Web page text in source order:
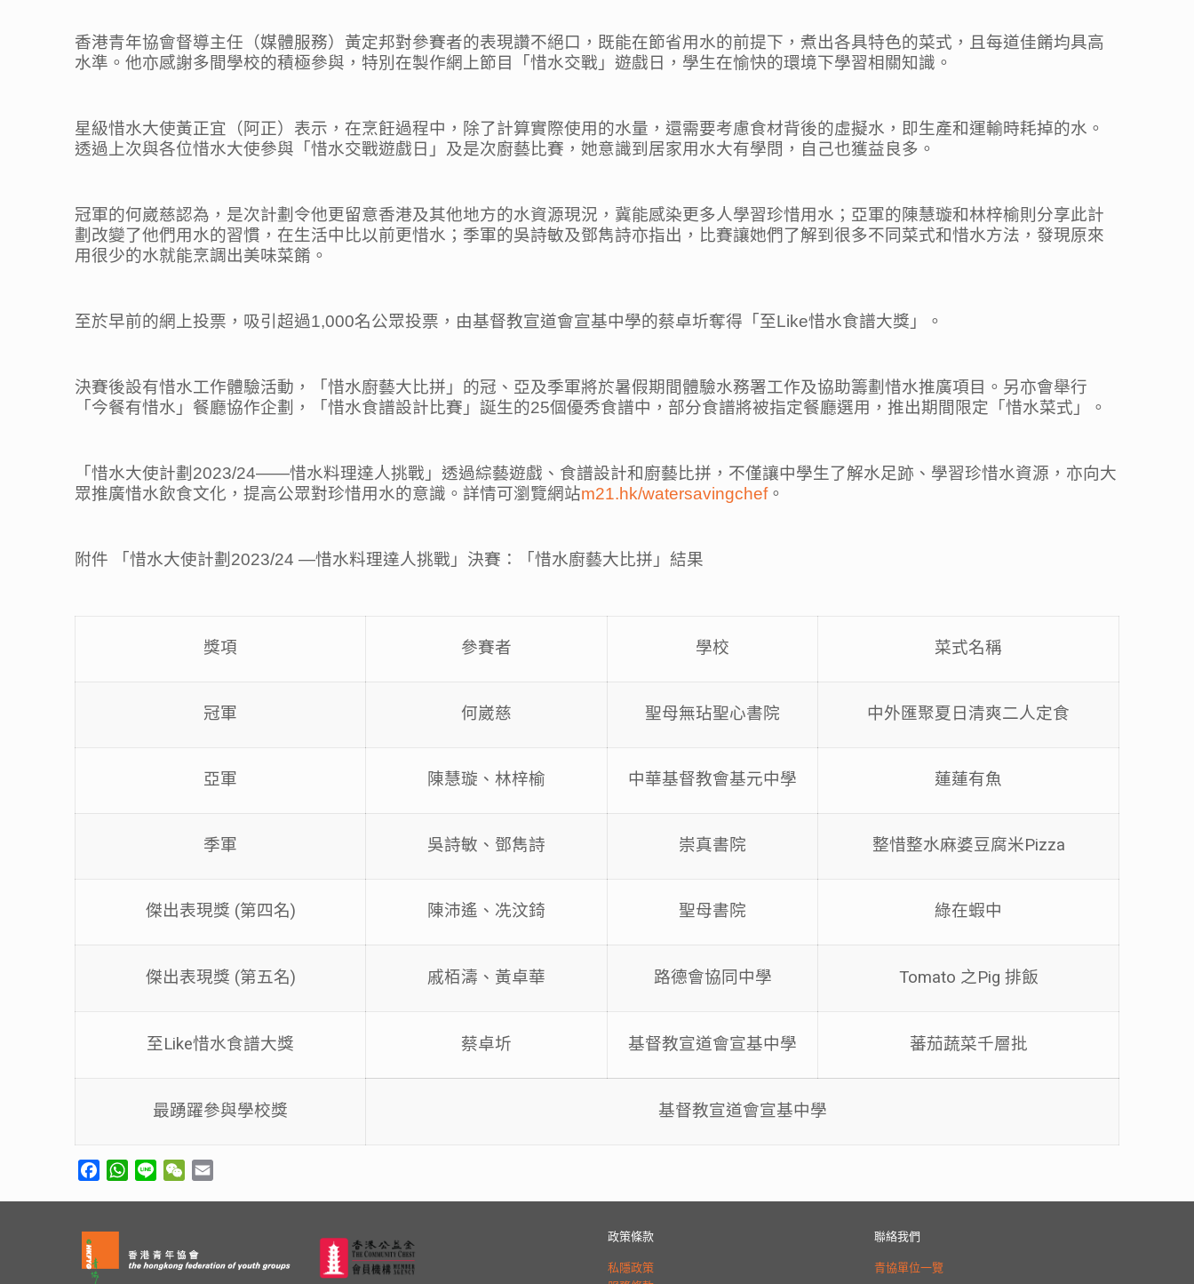
香港青年協會督導主任（媒體服務）黃定邦對參賽者的表現讚不絕口，既能在節省用水的前提下，煮出各具特色的菜式，且每道佳餚均具高
水準。他亦感謝多間學校的積極參與，特別在製作網上節目「惜水交戰」遊戲日，學生在愉快的環境下學習相關知識。
星級惜水大使黃正宜（阿正）表示，在烹飪過程中，除了計算實際使用的水量，還需要考慮食材背後的虛擬水，即生產和運輸時耗掉的水。
透過上次與各位惜水大使參與「惜水交戰遊戲日」及是次廚藝比賽，她意識到居家用水大有學問，自己也獲益良多。
冠軍的何崴慈認為，是次計劃令他更留意香港及其他地方的水資源現況，冀能感染更多人學習珍惜用水；亞軍的陳慧璇和林梓榆則分享此計
劃改變了他們用水的習慣，在生活中比以前更惜水；季軍的吳詩敏及鄧雋詩亦指出，比賽讓她們了解到很多不同菜式和惜水方法，發現原來
用很少的水就能烹調出美味菜餚。
至於早前的網上投票，吸引超過1,000名公眾投票，由基督教宣道會宣基中學的蔡卓圻奪得「至Like惜水食譜大獎」。
決賽後設有惜水工作體驗活動，「惜水廚藝大比拼」的冠、亞及季軍將於暑假期間體驗水務署工作及協助籌劃惜水推廣項目。另亦會舉行
「今餐有惜水」餐廳協作企劃，「惜水食譜設計比賽」誕生的25個優秀食譜中，部分食譜將被指定餐廳選用，推出期間限定「惜水菜式」。
「惜水大使計劃2023/24——惜水料理達人挑戰」透過綜藝遊戲、食譜設計和廚藝比拼，不僅讓中學生了解水足跡、學習珍惜水資源，亦向大
眾推廣惜水飲食文化，提高公眾對珍惜用水的意識。詳情可瀏覽網站m21.hk/watersavingchef。
附件 「惜水大使計劃2023/24 —惜水料理達人挑戰」決賽：「惜水廚藝大比拼」結果
獎項 參賽者 學校 菜式名稱
冠軍 何崴慈 聖母無玷聖心書院 中外匯聚夏日清爽二人定食
亞軍 陳慧璇、林梓榆 中華基督教會基元中學 蓮蓮有魚
季軍 吳詩敏、鄧雋詩 崇真書院 整惜整水麻婆豆腐米Pizza
傑出表現獎 (第四名) 陳沛遙、冼汶錡 聖母書院 綠在蝦中
傑出表現獎 (第五名) 戚栢濤、黃卓華 路德會協同中學 Tomato 之Pig 排飯
至Like惜水食譜大獎 蔡卓圻 基督教宣道會宣基中學 蕃茄蔬菜千層批
最踴躍參與學校獎 基督教宣道會宣基中學
FacebookWhatsApp
Line WeChat
政策條款
私隱政策
聯絡我們
青協單位一覽